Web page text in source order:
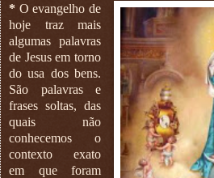
* O evangelho de
hoje traz mais
algumas palavras
de Jesus em torno
do usa dos bens.
São palavras e
frases soltas, das
quais não
conhecemos o
contexto exato
em que foram